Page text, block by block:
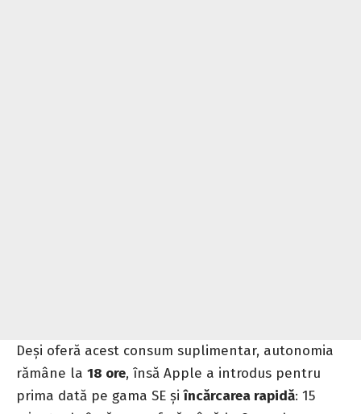
Deși oferă acest consum suplimentar, autonomia
rămâne la 18 ore, însă Apple a introdus pentru
prima dată pe gama SE șiîncărcarea rapidă: 15